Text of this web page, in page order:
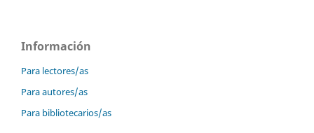
Información
Para lectores/as
Para autores/as
Para bibliotecarios/as